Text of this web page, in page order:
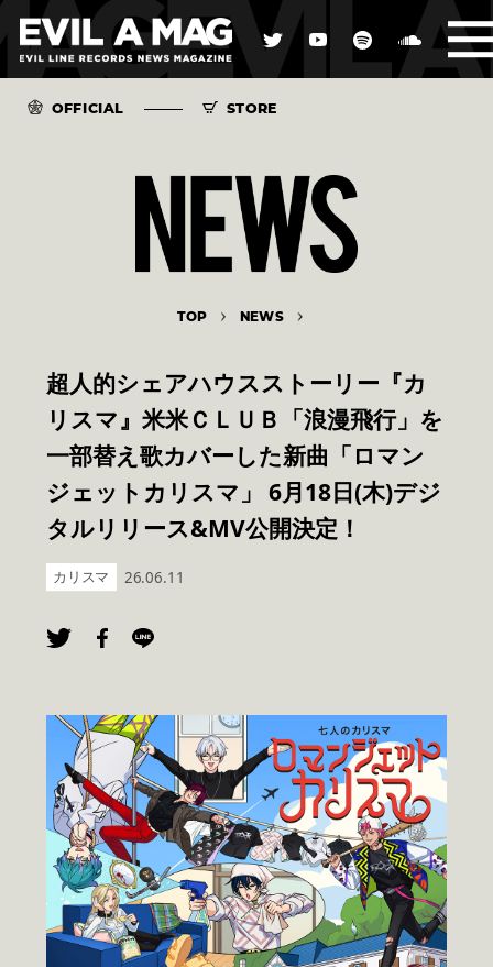
OFFICIAL STORE
TOP NEWS
超人的シェアハウスストーリー『カ
リスマ』米米ＣＬＵＢ「浪漫飛行」を
一部替え歌カバーした新曲「ロマン
ジェットカリスマ」 6月18日(木)デジ
タルリリース&MV公開決定！
カリスマ 26.06.11